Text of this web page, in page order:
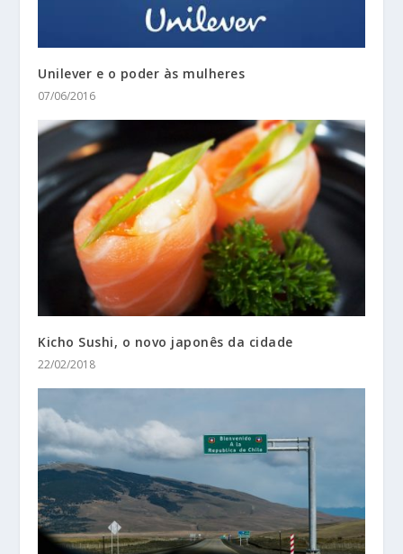
Unilever e o poder às mulheres
07/06/2016
Kicho Sushi, o novo japonês da cidade
22/02/2018